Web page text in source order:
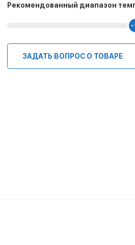
Рекомендованный диапазон
ЗАДАТЬ ВОПРОС О ТОВАРЕ